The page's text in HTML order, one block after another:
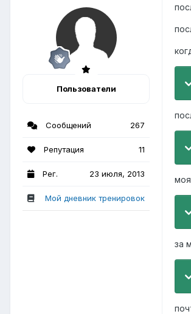
Пользователи
Сообщений 267
Репутация 11
Рег. 23 июля, 2013
Мой дневник тренировок
за